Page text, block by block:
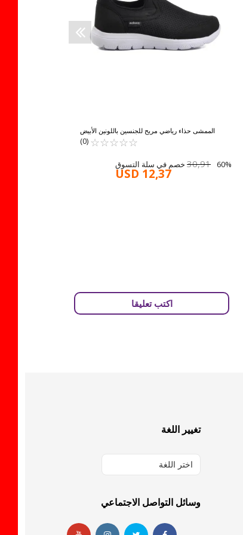
الممشى حذاء رياضي مريح للجنسين باللونين الأبيض
والأسود من Pest G☆
☆
☆
☆
☆ ★
★
★
★
★
(0)
30,91 60% خصم في سلة التسوق
USD 12,37
اكتب تعليقا
تغيير اللغة
اختر اللغة
وسائل التواصل الاجتماعي